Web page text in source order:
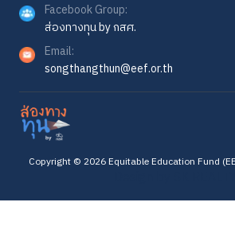
Facebook Group:
ส่องทางทุน by กสศ.
Email:
songthangthun@eef.or.th
Copyright © 2026Equitable Education Fund